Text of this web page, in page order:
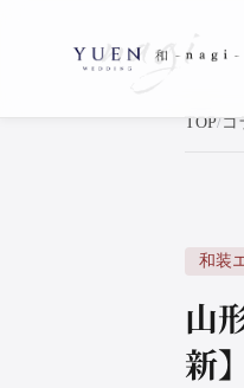
TOP コ
和装
山
新】